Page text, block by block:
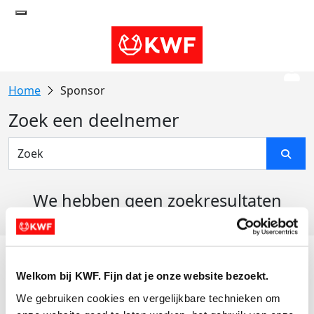
Welkom bij KWF. Fijn dat je onze website bezoekt.
We gebruiken cookies en vergelijkbare technieken om
Sponsor
Zoek een deelnemer
We hebben geen zoekresultaten
Actiematerialen
Evenementen